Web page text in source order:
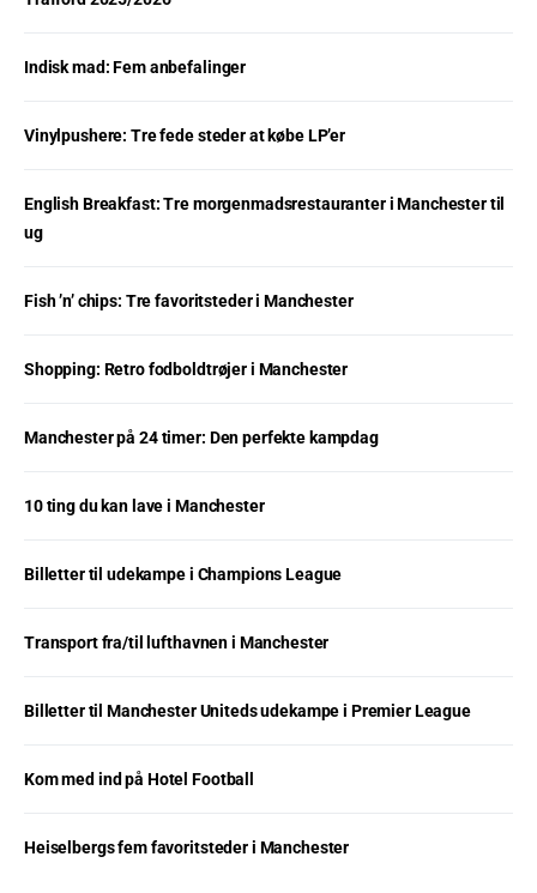
Indisk mad: Fem anbefalinger
Vinylpushere: Tre fede steder at købe LP’er
English Breakfast: Tre morgenmadsrestauranter i Manchester til
ug
Fish ’n’ chips: Tre favoritsteder i Manchester
Shopping: Retro fodboldtrøjer i Manchester
Manchester på 24 timer: Den perfekte kampdag
10 ting du kan lave i Manchester
Billetter til udekampe i Champions League
Transport fra/til lufthavnen i Manchester
Billetter til Manchester Uniteds udekampe i Premier League
Kom med ind på Hotel Football
Heiselbergs fem favoritsteder i Manchester